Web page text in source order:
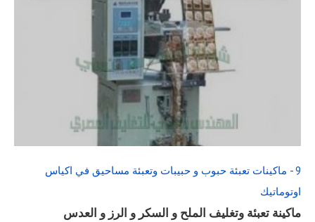
READ
FULL
POST
9 - ماكينات تعبئة حبوب و حبيبات وتعبئة مساحيق في اكياس
اوتوماتيك
ماكينة تعبئة وتغليف الملح و السكر و الرز و العدس